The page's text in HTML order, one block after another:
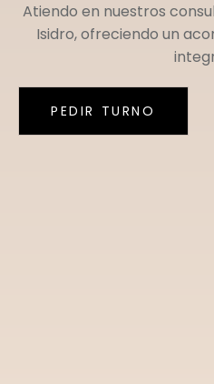
Atiendo en nuestros
Isidro, ofreciendo un
PEDIR TURNO